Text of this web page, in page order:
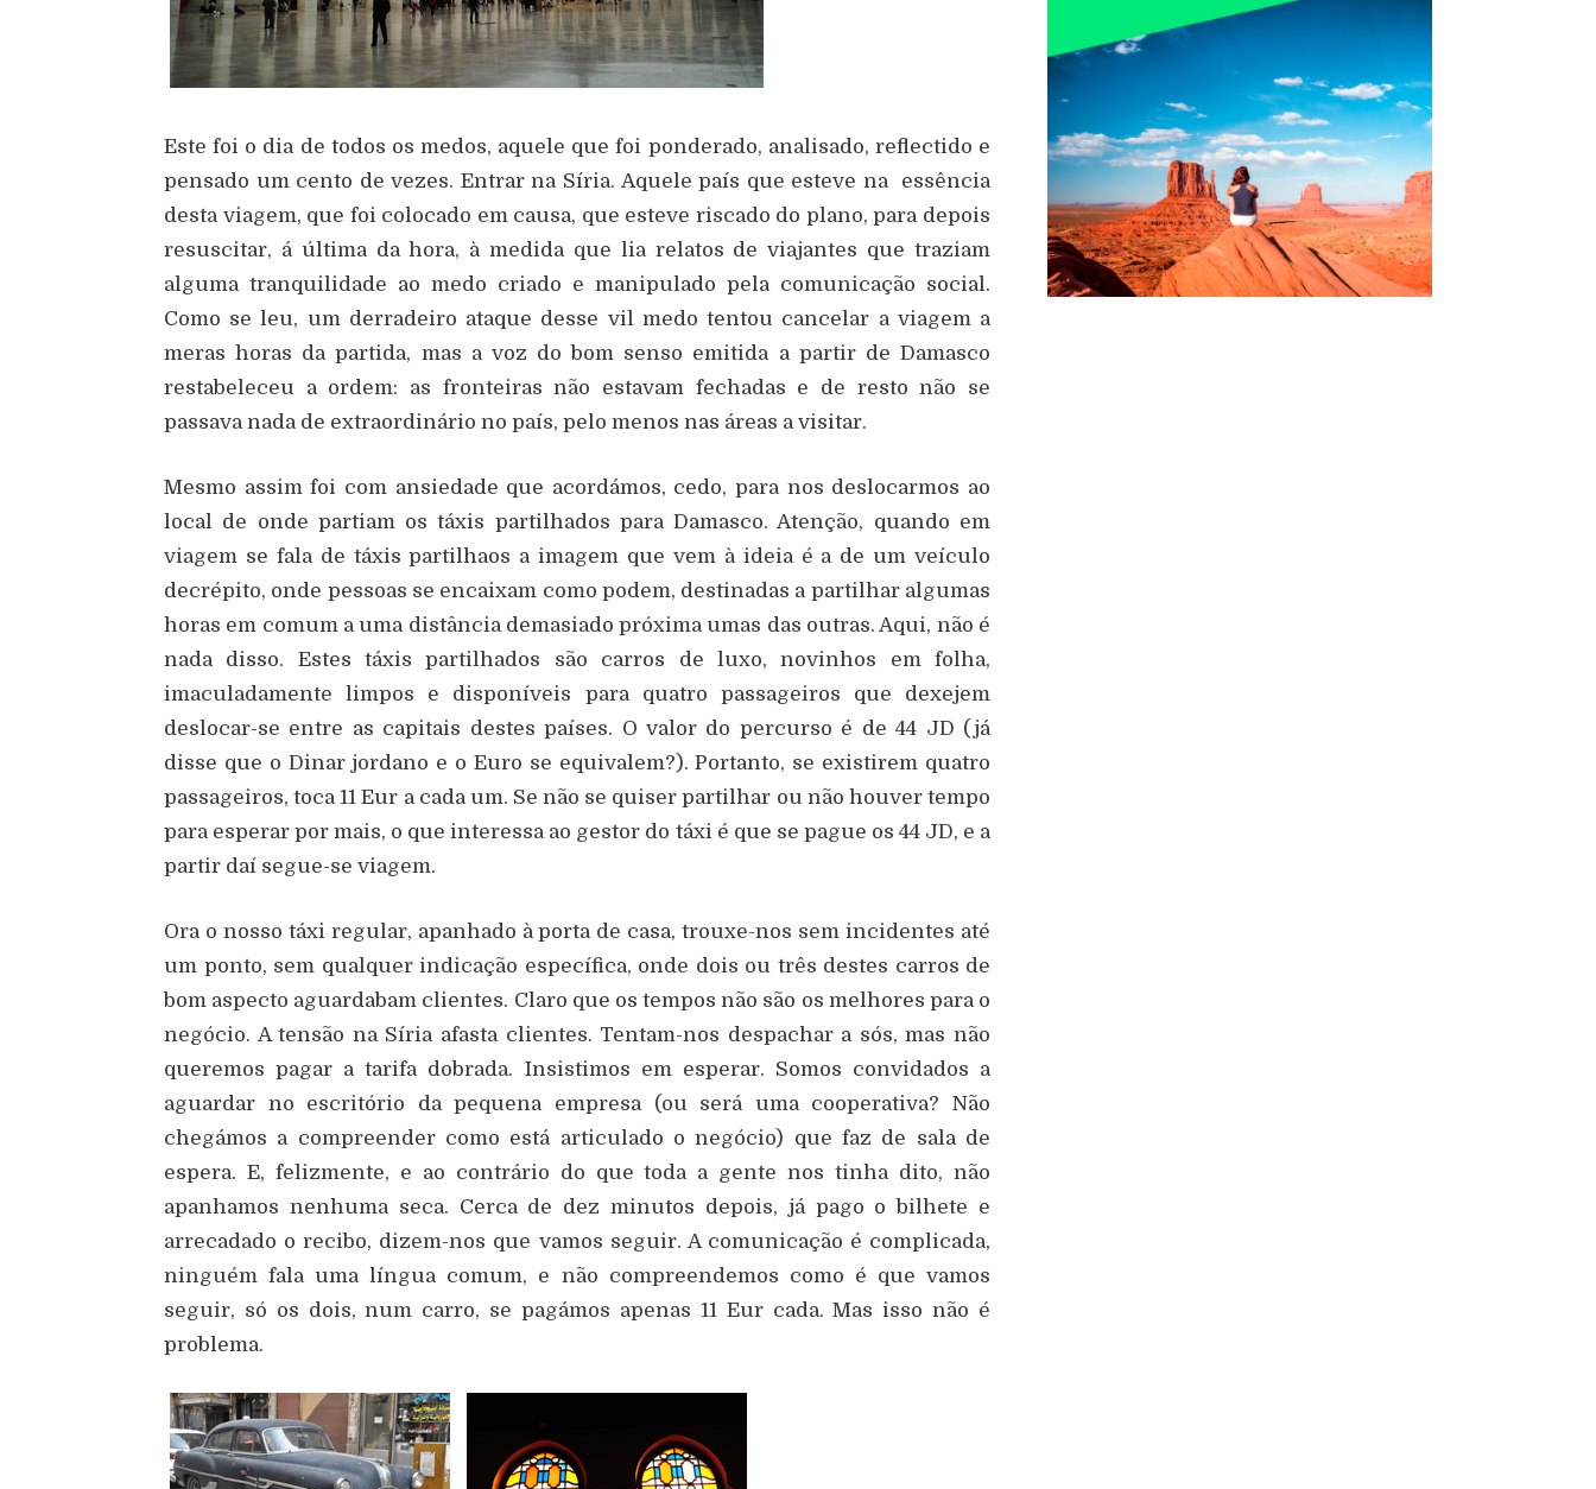
Este foi o dia de todos os medos, aquele que foi ponderado, analisado, reflectido e
pensado um cento de vezes. Entrar na Síria. Aquele país que esteve na essência
desta viagem, que foi colocado em causa, que esteve riscado do plano, para depois
resuscitar, á última da hora, à medida que lia relatos de viajantes que traziam
alguma tranquilidade ao medo criado e manipulado pela comunicação social.
Como se leu, um derradeiro ataque desse vil medo tentou cancelar a viagem a
meras horas da partida, mas a voz do bom senso emitida a partir de Damasco
restabeleceu a ordem: as fronteiras não estavam fechadas e de resto não se
passava nada de extraordinário no país, pelo menos nas áreas a visitar.
Mesmo assim foi com ansiedade que acordámos, cedo, para nos deslocarmos ao
local de onde partiam os táxis partilhados para Damasco. Atenção, quando em
viagem se fala de táxis partilhaos a imagem que vem à ideia é a de um veículo
decrépito, onde pessoas se encaixam como podem, destinadas a partilhar algumas
horas em comum a uma distância demasiado próxima umas das outras. Aqui, não é
nada disso. Estes táxis partilhados são carros de luxo, novinhos em folha,
imaculadamente limpos e disponíveis para quatro passageiros que dexejem
deslocar-se entre as capitais destes países. O valor do percurso é de 44 JD (já
disse que o Dinar jordano e o Euro se equivalem?). Portanto, se existirem quatro
passageiros, toca 11 Eur a cada um. Se não se quiser partilhar ou não houver tempo
para esperar por mais, o que interessa ao gestor do táxi é que se pague os 44 JD, e a
partir daí segue-se viagem.
Ora o nosso táxi regular, apanhado à porta de casa, trouxe-nos sem incidentes até
um ponto, sem qualquer indicação específica, onde dois ou três destes carros de
bom aspecto aguardabam clientes. Claro que os tempos não são os melhores para o
negócio. A tensão na Síria afasta clientes. Tentam-nos despachar a sós, mas não
queremos pagar a tarifa dobrada. Insistimos em esperar. Somos convidados a
aguardar no escritório da pequena empresa (ou será uma cooperativa? Não
chegámos a compreender como está articulado o negócio) que faz de sala de
espera. E, felizmente, e ao contrário do que toda a gente nos tinha dito, não
apanhamos nenhuma seca. Cerca de dez minutos depois, já pago o bilhete e
arrecadado o recibo, dizem-nos que vamos seguir. A comunicação é complicada,
ninguém fala uma língua comum, e não compreendemos como é que vamos
seguir, só os dois, num carro, se pagámos apenas 11 Eur cada. Mas isso não é
problema.